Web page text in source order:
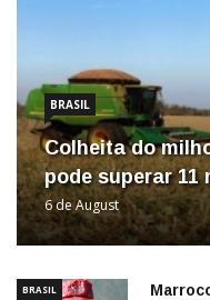
BRASIL
Colheita do
pode superar 11
6 de August
BRASIL